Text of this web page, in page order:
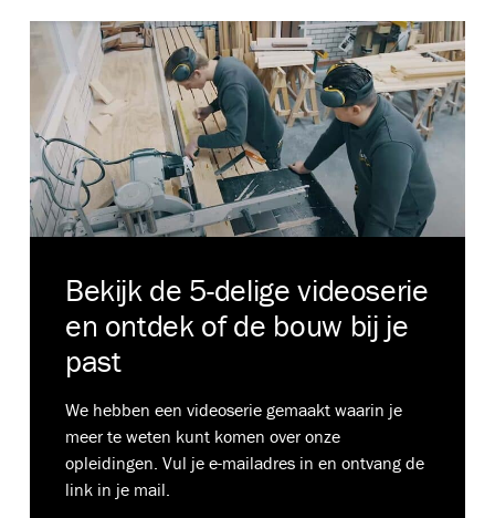
Bekijk de 5-delige videoserie
en ontdek of de bouw bij je
past
We hebben een videoserie gemaakt waarin je
meer te weten kunt komen over onze
opleidingen. Vul je e-mailadres in en ontvang de
link in je mail.